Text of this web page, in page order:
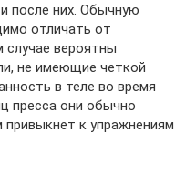
после них. Обычную
отличать от
случае вероятны
не имеющие четкой
в теле во время
пресса они обычно
привыкнет к упражнениям